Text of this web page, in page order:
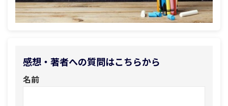
感想・著者への質問はこちらから
名前